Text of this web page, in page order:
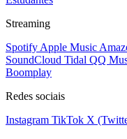
Streaming
Spotify Apple Music
SoundCloud Tidal QQ
Boomplay
Redes sociais
Instagram TikTok X